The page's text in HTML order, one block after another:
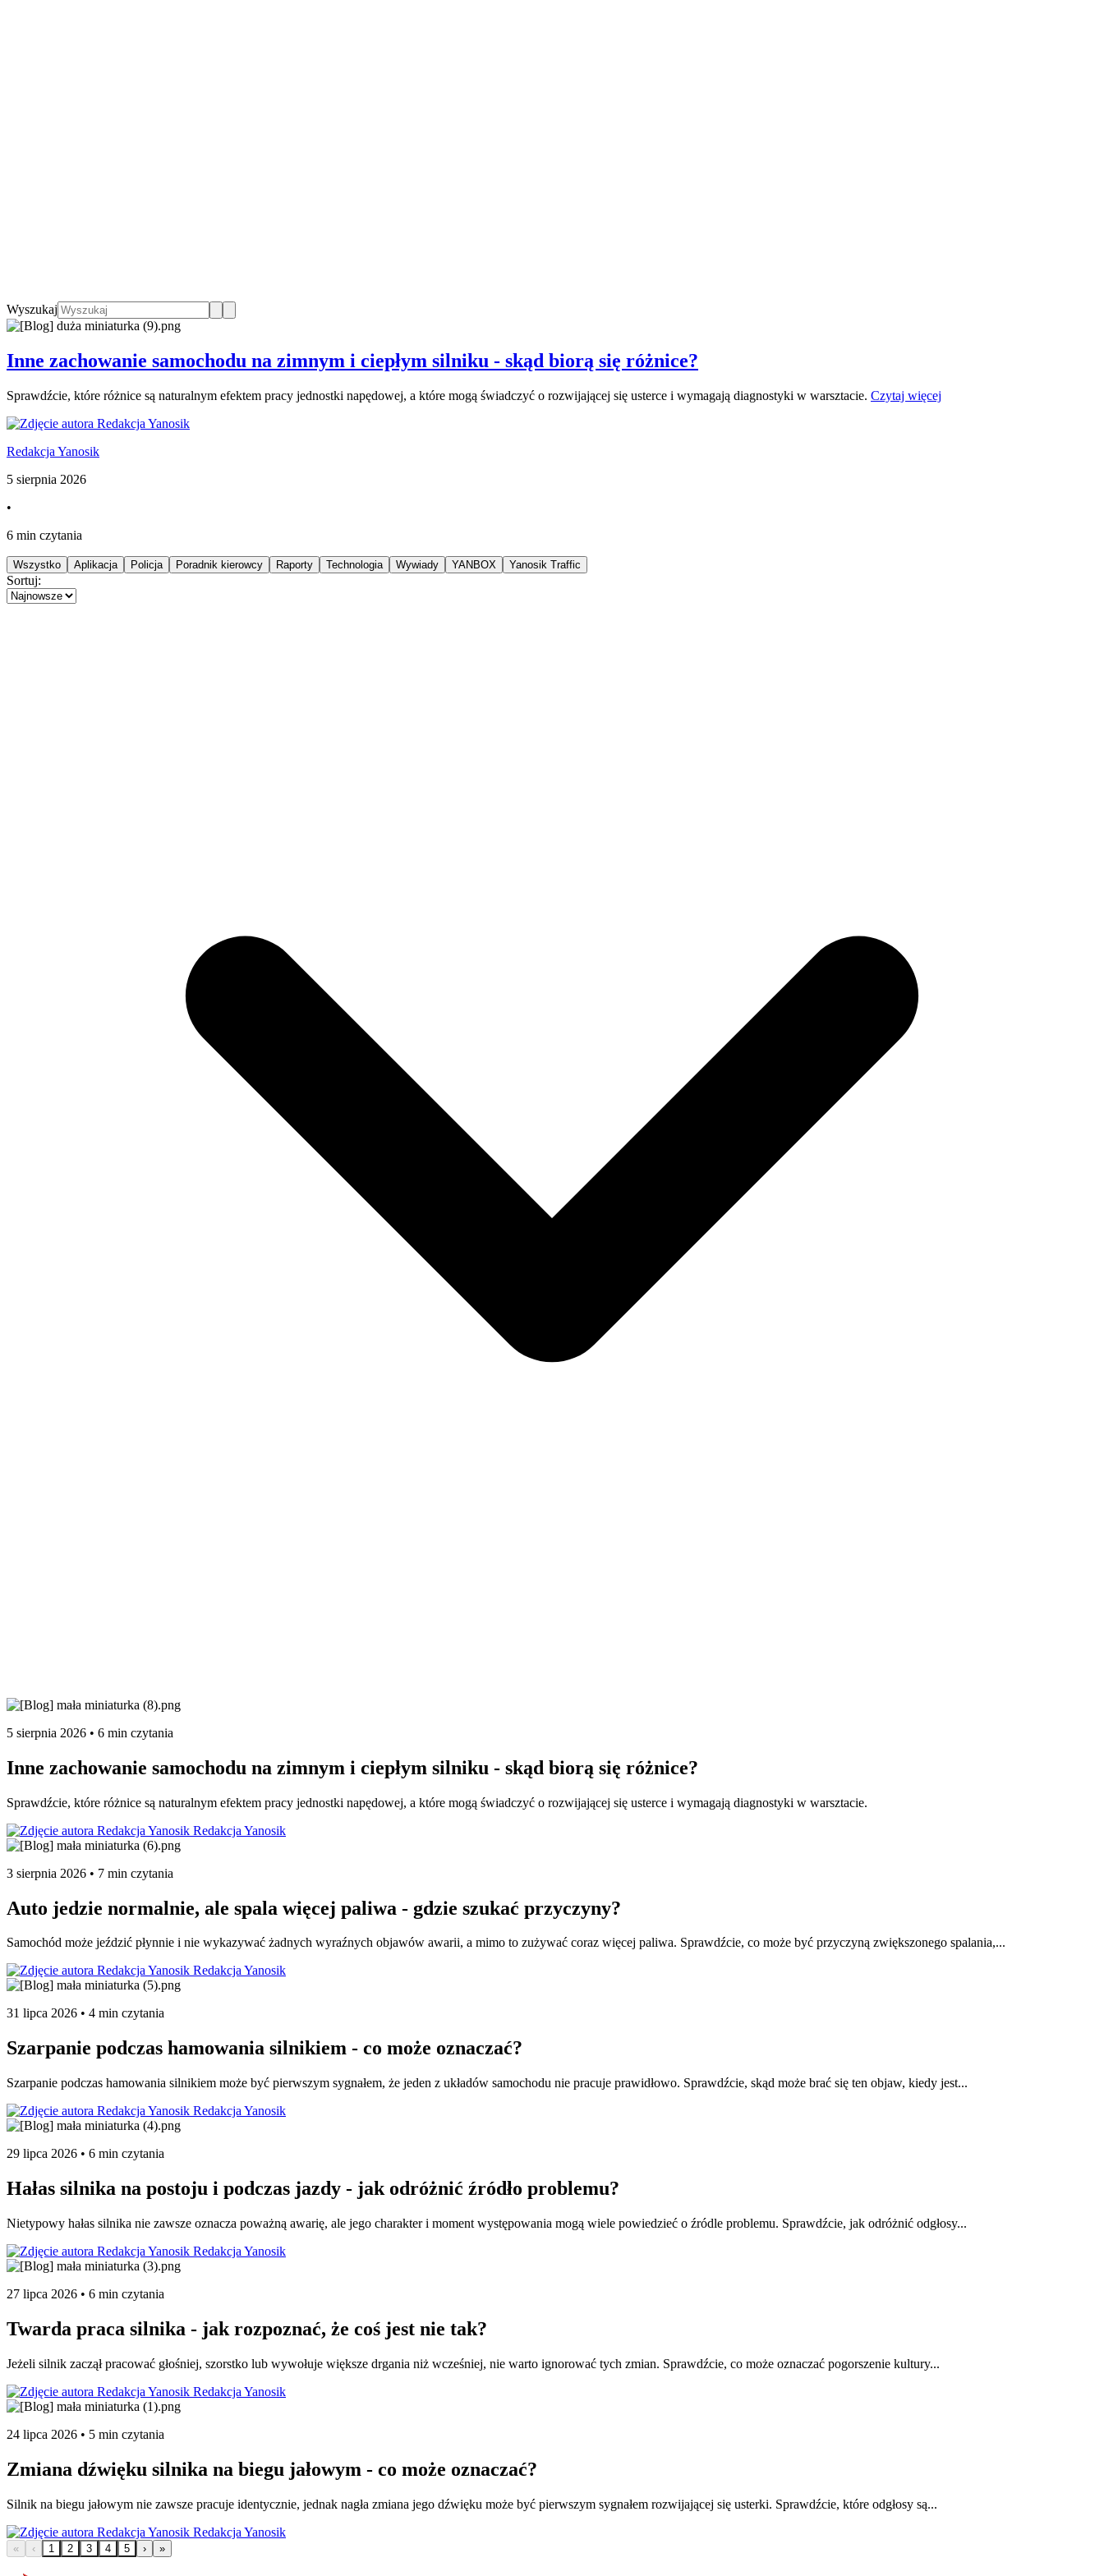
Wyszukaj
Inne zachowanie samochodu na zimnym i ciepłym silniku - skąd biorą się różnice?
Sprawdźcie, które różnice są naturalnym efektem pracy jednostki napędowej, a które mogą świadczyć o rozwijającej się usterce i wymagają diagnostyki w warsztacie. Czytaj więcej
Redakcja Yanosik
5 sierpnia 2026
•
6 min czytania
Wszystko Aplikacja Policja Poradnik kierowcy Raporty Technologia Wywiady YANBOX Yanosik Traffic
Sortuj:
5 sierpnia 2026 • 6 min czytania
Inne zachowanie samochodu na zimnym i ciepłym silniku - skąd biorą się różnice?
Sprawdźcie, które różnice są naturalnym efektem pracy jednostki napędowej, a które mogą świadczyć o rozwijającej się usterce i wymagają diagnostyki w warsztacie.
Redakcja Yanosik
3 sierpnia 2026 • 7 min czytania
Auto jedzie normalnie, ale spala więcej paliwa - gdzie szukać przyczyny?
Samochód może jeździć płynnie i nie wykazywać żadnych wyraźnych objawów awarii, a mimo to zużywać coraz więcej paliwa. Sprawdźcie, co może być przyczyną zwiększonego spalania,...
Redakcja Yanosik
31 lipca 2026 • 4 min czytania
Szarpanie podczas hamowania silnikiem - co może oznaczać?
Szarpanie podczas hamowania silnikiem może być pierwszym sygnałem, że jeden z układów samochodu nie pracuje prawidłowo. Sprawdźcie, skąd może brać się ten objaw, kiedy jest...
Redakcja Yanosik
29 lipca 2026 • 6 min czytania
Hałas silnika na postoju i podczas jazdy - jak odróżnić źródło problemu?
Nietypowy hałas silnika nie zawsze oznacza poważną awarię, ale jego charakter i moment występowania mogą wiele powiedzieć o źródle problemu. Sprawdźcie, jak odróżnić odgłosy...
Redakcja Yanosik
27 lipca 2026 • 6 min czytania
Twarda praca silnika - jak rozpoznać, że coś jest nie tak?
Jeżeli silnik zaczął pracować głośniej, szorstko lub wywołuje większe drgania niż wcześniej, nie warto ignorować tych zmian. Sprawdźcie, co może oznaczać pogorszenie kultury...
Redakcja Yanosik
24 lipca 2026 • 5 min czytania
Zmiana dźwięku silnika na biegu jałowym - co może oznaczać?
Silnik na biegu jałowym nie zawsze pracuje identycznie, jednak nagła zmiana jego dźwięku może być pierwszym sygnałem rozwijającej się usterki. Sprawdźcie, które odgłosy są...
Redakcja Yanosik
« ‹ 1 2 3 4 5 › »